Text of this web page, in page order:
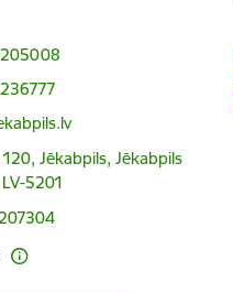
Jēkabpils, Jēkabpils
5201